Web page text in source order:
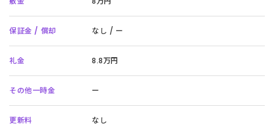
保証金 / 償却 なし / ー
礼金 8.8万円
その他一時金 ー
更新料 なし